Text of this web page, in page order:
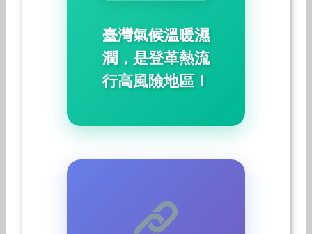
臺灣氣候溫暖濕
潤，是登革熱流
行高風險地區！